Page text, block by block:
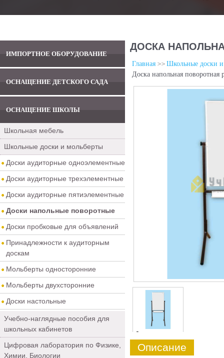
ИМПОРТНОЕ ОБОРУДОВАНИЕ
ОСНАЩЕНИЕ ДЕТСКОГО САДА
ОСНАЩЕНИЕ ШКОЛЫ
Школьная мебель
Школьные доски и мольберты
Доски аудиторные одноэлементные
Доски аудиторные трехэлементные
Доски аудиторные пятиэлементные
Доски напольные поворотные
Доски пробковые для объявлений
Принадлежности к аудиторным
доскам
Мольберты односторонние
Мольберты двухсторонние
Доски настольные
Учебно-наглядные пособия для
школьных кабинетов
Цифровая лаборатория по Физике,
Химии, Биологии
ДОСКА
Главная
Школьные доски
Доска напольная
0
Описание